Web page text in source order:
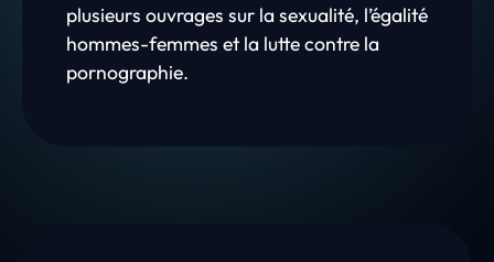
plusieurs ouvrages sur la sexualité, l’égalité
hommes-femmes et la lutte contre la
pornographie.